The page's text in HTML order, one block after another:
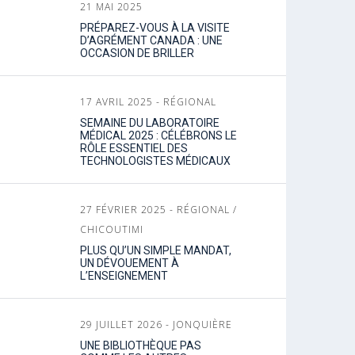
21 MAI 2025
PRÉPAREZ-VOUS À LA VISITE
D’AGRÉMENT CANADA : UNE
OCCASION DE BRILLER
17 AVRIL 2025 - RÉGIONAL
SEMAINE DU LABORATOIRE
MÉDICAL 2025 : CÉLÉBRONS LE
RÔLE ESSENTIEL DES
TECHNOLOGISTES MÉDICAUX
27 FÉVRIER 2025 - RÉGIONAL /
CHICOUTIMI
PLUS QU’UN SIMPLE MANDAT,
UN DÉVOUEMENT À
L’ENSEIGNEMENT
29 JUILLET 2026 - JONQUIÈRE
UNE BIBLIOTHÈQUE PAS